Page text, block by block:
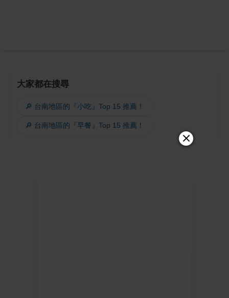
大家都在搜尋
🔎 台南地區的『小吃』Top 15 推薦！
🔎 台南地區的『早餐』Top 15 推薦！